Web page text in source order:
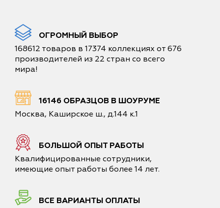
ОГРОМНЫЙ ВЫБОР
168612 товаров в 17374 коллекциях от 676
производителей из 22 стран со всего
мира!
16146 ОБРАЗЦОВ В ШОУРУМЕ
Москва, Каширское ш., д.144 к.1
БОЛЬШОЙ ОПЫТ РАБОТЫ
Квалифицированные сотрудники,
имеющие опыт работы более 14 лет.
ВСЕ ВАРИАНТЫ ОПЛАТЫ